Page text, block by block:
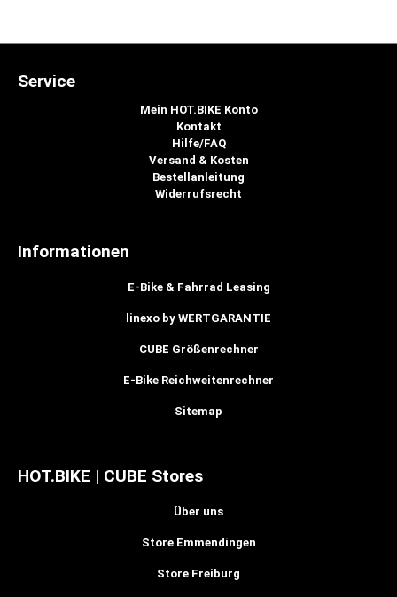
Service
Mein HOT.BIKE Konto
Kontakt
Hilfe/FAQ
Versand & Kosten
Bestellanleitung
Widerrufsrecht
Informationen
E-Bike & Fahrrad Leasing
linexo by WERTGARANTIE
CUBE Größenrechner
E-Bike Reichweitenrechner
Sitemap
HOT.BIKE | CUBE Stores
Über uns
Store Emmendingen
Store Freiburg